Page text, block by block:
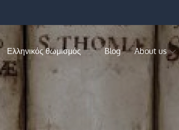
Ελληνικός θωμισμός Blog About us